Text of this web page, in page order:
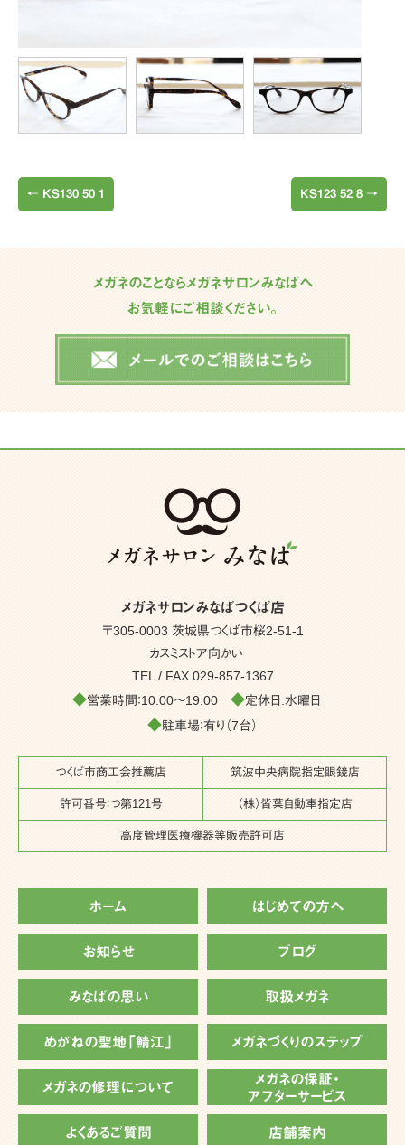
← KS130 50 1 KS123 52 8 →
メガネのことならメガネサロンみなばへ
お気軽にご相談ください。
メガネサロンみなばつくば店
〒305-0003 茨城県つくば市桜2-51-1
カスミストア向かい
TEL / FAX 029-857-1367
◆営業時間：10:00～19:00 ◆定休日:水曜日
◆駐車場：有り（7台）
つくば市商工会推薦店 筑波中央病院指定眼鏡店
許可番号：つ第121号 （株）皆葉自動車指定店
高度管理医療機器等販売許可店
ホーム はじめての方へ
お知らせ ブログ
みなばの思い 取扱メガネ
めがねの聖地「鯖江」 メガネづくりのステップ
メガネの修理について
メガネの保証・
アフターサービス
よくあるご質問 店舗案内